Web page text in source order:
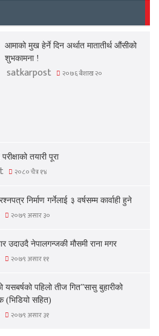
आमाको मुख हेर्ने दिन अर्थात मातातीर्थ औंसीको
शुभकामना !
satkarpost २०७६ बैशाख २०
तयारी पूरा
२०८० चैत्र १४
निर्माण गर्नेलाई ३ वर्षसम्म कार्वाही हुने
२०७९ असार ३०
उदाउदै नेपालगन्जकी मौसमी राना मगर
२०७९ असार ११
यसबर्षको पहिलो तीज गित”सासु बुहारीको
(भिडियो सहित)
२०७९ असार ३१